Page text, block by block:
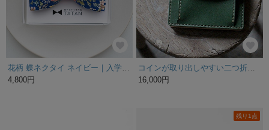
4,800円
16,000円
残り1点